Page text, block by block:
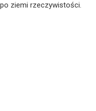
ziemi rzeczywistości.